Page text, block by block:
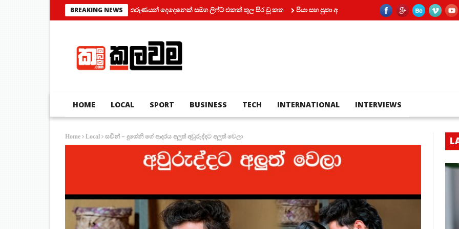
BREAKING NEWS
තරුණයන් දෙදෙනෙක් සමග ලිෆ්ට් එකක් තුල සිර වූ කත පියා සහ පුතා අතර බහින්බස්වීම මරණයකින් කෙළවර වෙයි කෝටි
HOME LOCAL SPORT BUSINESS TECH INTERNATIONAL INTERVIEWS
Home Local සචින් – දුශේනි ගේ ආදරය අලුත් අවුරුද්දට අලුත් වෙලා